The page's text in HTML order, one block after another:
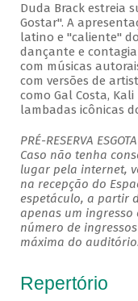
Duda Brack estreia
Gostar". A
latino e "caliente"
dançante e
com músicas
com versões de
como Gal Costa,
lambadas icônicas
PRÉ-RESERVA
Caso não tenha
lugar pela internet,
na recepção do
espetáculo, a partir
apenas um
número de
máxima do
Repertório